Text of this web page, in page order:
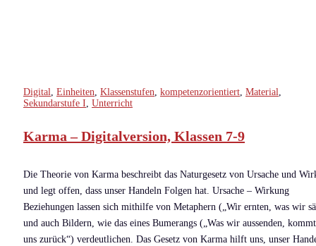
Digital Einheiten Klassenstufen kompetenzorientiert Material
Sekundarstufe I Unterricht
Karma – Digitalversion, Klassen 7-9
Die Theorie von Karma beschreibt das Naturgesetz von Ursache und
und legt offen, dass unser Handeln Folgen hat. Ursache – Wirkung
Beziehungen lassen sich mithilfe von Metaphern („Wir ernten, was wir
und auch Bildern, wie das eines Bumerangs („Was wir aussenden,
uns zurück“) verdeutlichen. Das Gesetz von Karma hilft uns, unser